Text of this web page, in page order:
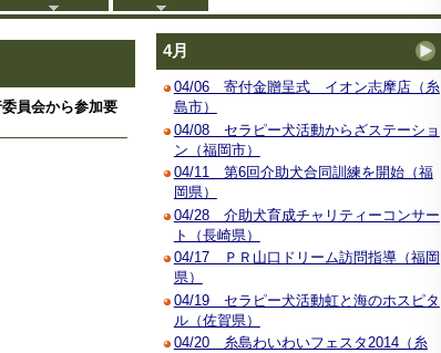
員会から参加要
4月
04/06 寄付金贈呈式 イオン志摩店（糸
島市）
04/08 セラピー犬活動からざステーショ
ン（福岡市）
04/11 第6回介助犬合同訓練を開始（福
岡県）
04/28 介助犬育成チャリティーコンサー
ト（長崎県）
04/17 ＰＲ山口ドリーム訪問指導（福岡
県）
04/19 セラピー犬活動虹と海のホスピタ
ル（佐賀県）
04/20 糸島わいわいフェスタ2014（糸